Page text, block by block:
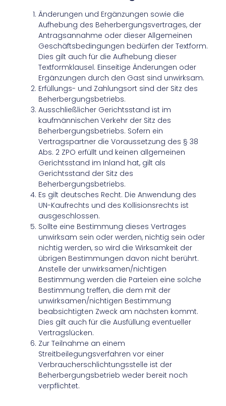
Änderungen und Ergänzungen sowie die
Aufhebung des Beherbergungsvertrages, der
Antragsannahme oder dieser Allgemeinen
Geschäftsbedingungen bedürfen der Textform.
Dies gilt auch für die Aufhebung dieser
Textformklausel. Einseitige Änderungen oder
Ergänzungen durch den Gast sind unwirksam.
Erfüllungs- und Zahlungsort sind der Sitz des
Beherbergungsbetriebs.
Ausschließlicher Gerichtsstand ist im
kaufmännischen Verkehr der Sitz des
Beherbergungsbetriebs. Sofern ein
Vertragspartner die Voraussetzung des § 38
Abs. 2 ZPO erfüllt und keinen allgemeinen
Gerichtsstand im Inland hat, gilt als
Gerichtsstand der Sitz des
Beherbergungsbetriebs.
Es gilt deutsches Recht. Die Anwendung des
UN-Kaufrechts und des Kollisionsrechts ist
ausgeschlossen.
Sollte eine Bestimmung dieses Vertrages
unwirksam sein oder werden, nichtig sein oder
nichtig werden, so wird die Wirksamkeit der
übrigen Bestimmungen davon nicht berührt.
Anstelle der unwirksamen/nichtigen
Bestimmung werden die Parteien eine solche
Bestimmung treffen, die dem mit der
unwirksamen/nichtigen Bestimmung
beabsichtigten Zweck am nächsten kommt.
Dies gilt auch für die Ausfüllung eventueller
Vertragslücken.
Zur Teilnahme an einem
Streitbeilegungsverfahren vor einer
Verbraucherschlichtungsstelle ist der
Beherbergungsbetrieb weder bereit noch
verpflichtet.